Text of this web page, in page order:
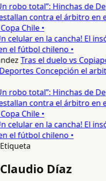
robo total”: Hinchas de
contra el árbitro en
Chile •
celular en la cancha! El
el fútbol chileno •
Tras el duelo vs
Concepción el
robo total”: Hinchas de
contra el árbitro en
Chile •
celular en la cancha! El
el fútbol chileno •
Etiqueta
Claudio Díaz